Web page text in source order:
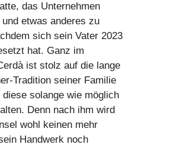
das Unternehmen
etwas anderes zu
sich sein Vater 2023
hat. Ganz im
ist stolz auf die lange
Tradition seiner Familie
diese solange wie möglich
Denn nach ihm wird
wohl keinen mehr
Handwerk noch